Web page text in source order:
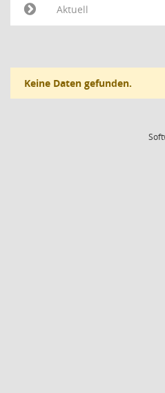
Aktuell
Keine Daten gefunden.